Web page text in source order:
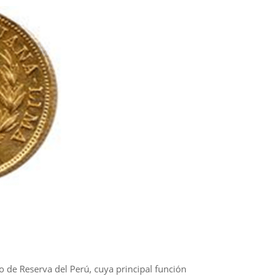
Reserva del Perú, cuya principal función